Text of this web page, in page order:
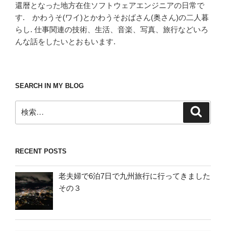
還暦となった地方在住ソフトウェアエンジニアの日常で
す. かわうそ(ワイ)とかわうそおばさん(奥さん)の二人暮
らし. 仕事関連の技術、生活、音楽、写真、旅行などいろ
んな話をしたいとおもいます.
SEARCH IN MY BLOG
索:
RECENT POSTS
老夫婦で6泊7日で九州旅行に行ってきました
その３